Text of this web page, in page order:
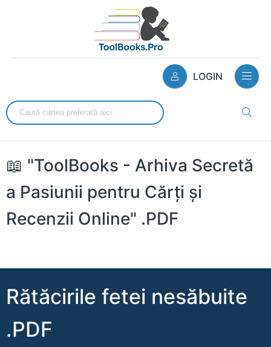
LOGIN
📖 "ToolBooks - Arhiva Secretă
a Pasiunii pentru Cărți și
Recenzii Online" .PDF
Rătăcirile fetei nesăbuite
.PDF